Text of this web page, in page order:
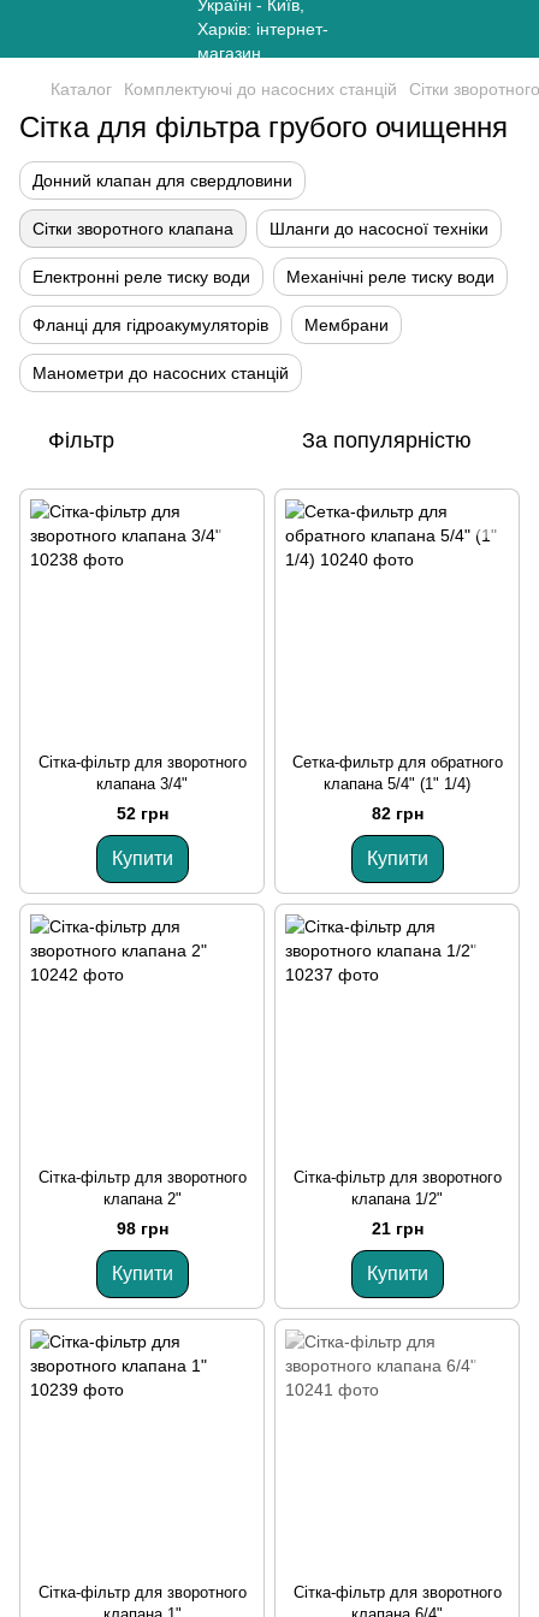
Каталог Комплектуючі до насосних станцій Сітки
Сітка для фільтра грубого очищення
Донний клапан для свердловини
Сітки зворотного клапана Шланги до насосної техніки
Електронні реле тиску води Механічні реле тиску води
Фланці для гідроакумуляторів Мембрани
Манометри до насосних станцій
Фільтр За популярністю
Сітка-фільтр для зворотного
клапана 3/4"
52 грн
Купити
Сетка-фильтр для обратного
клапана 5/4" (1" 1/4)
82 грн
Купити
Сітка-фільтр для зворотного
клапана 2"
98 грн
Купити
Сітка-фільтр для зворотного
клапана 1/2"
21 грн
Купити
Сітка-фільтр для зворотного
Сітка-фільтр для зворотного